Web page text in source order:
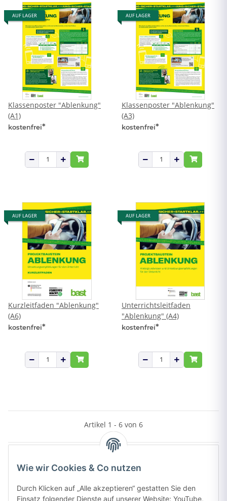
Wie wir Cookies & Co nutzen
Durch Klicken auf „Alle akzeptieren“ gestatten Sie den
Einsatz folgender Dienste auf unserer Website: YouTube,
AUF LAGER
Klassenposter "Ablenkung"
(A1)
kostenfrei*
AUF LAGER
Klassenposter "Ablenkung"
(A3)
kostenfrei*
AUF LAGER
Kurzleitfaden "Ablenkung"
(A6)
kostenfrei*
AUF LAGER
Unterrichtsleitfaden
"Ablenkung" (A4)
kostenfrei*
Artikel 1 - 6 von 6